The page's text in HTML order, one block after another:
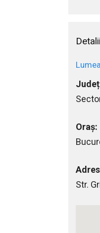
Oraș:
Str.